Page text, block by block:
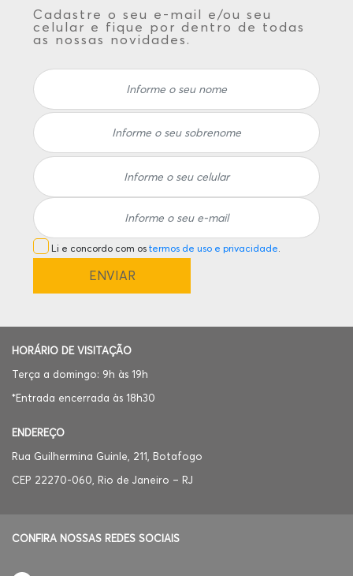
Cadastre o seu e-mail e/ou seu
celular e fique por dentro de todas
as nossas novidades.
Li e concordo com os termos de uso e privacidade
HORÁRIO DE VISITAÇÃO
Terça a domingo: 9h às 19h
*Entrada encerrada às 18h30
ENDEREÇO
Rua Guilhermina Guinle, 211, Botafogo
CEP 22270-060, Rio de Janeiro – RJ
CONFIRA NOSSAS REDES SOCIAIS